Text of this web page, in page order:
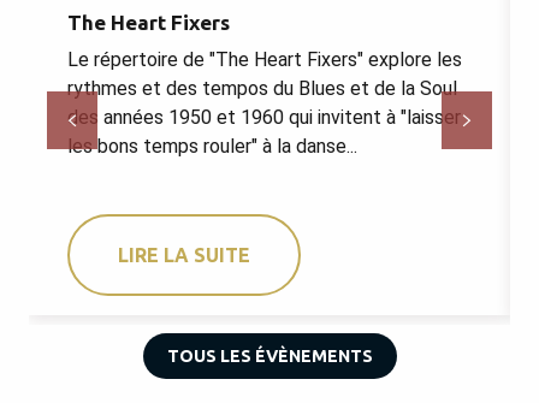
The Heart Fixers
Le répertoire de "The Heart Fixers" explore les
rythmes et des tempos du Blues et de la Soul
des années 1950 et 1960 qui invitent à "laisser
les bons temps rouler" à la danse...
LIRE LA SUITE
TOUS LES ÉVÈNEMENTS